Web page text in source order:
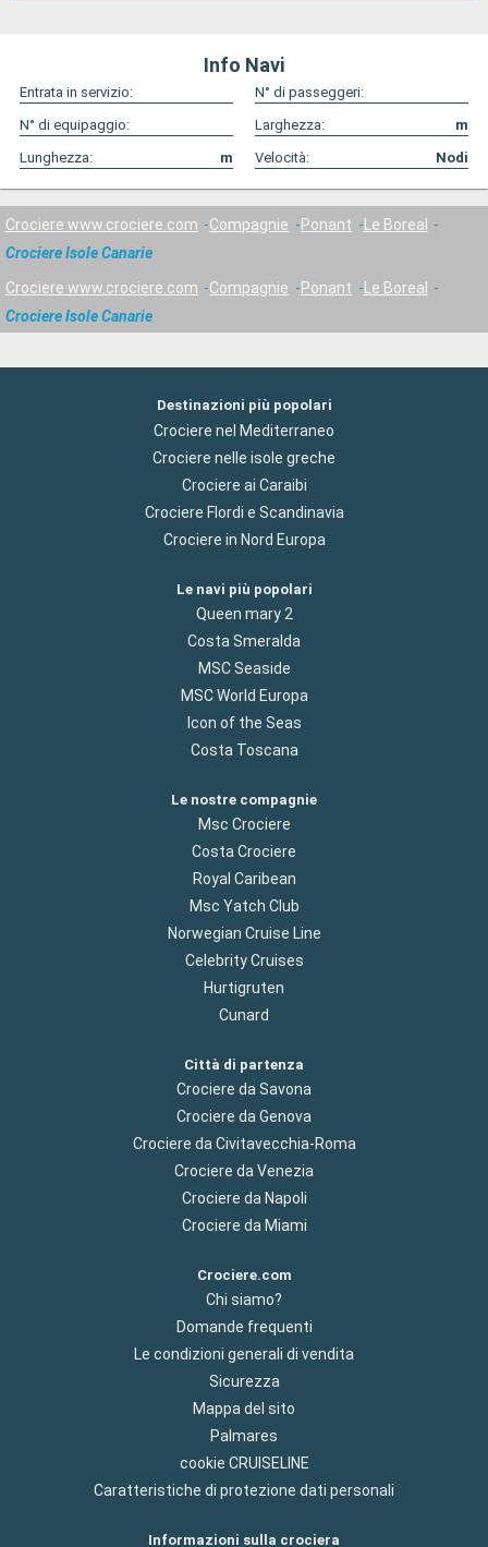
Info Navi
Entrata in servizio:
N° di passeggeri:
N° di equipaggio:
Larghezza:
m
Lunghezza:
m Velocità: Nodi
Crociere www.crociere.com Compagnie Ponant
Le Boreal
Crociere Isole Canarie
Crociere www.crociere.com Compagnie Ponant
Le Boreal
Crociere Isole Canarie
Destinazioni più popolari
Crociere nel Mediterraneo
Crociere nelle isole greche
Crociere ai Caraibi
Crociere Flordi e Scandinavia
Crociere in Nord Europa
Le navi più popolari
Queen mary 2
Costa Smeralda
MSC Seaside
MSC World Europa
Icon of the Seas
Costa Toscana
Le nostre compagnie
Msc Crociere
Costa Crociere
Royal Caribean
Msc Yatch Club
Norwegian Cruise Line
Celebrity Cruises
Hurtigruten
Cunard
Città di partenza
Crociere da Savona
Crociere da Genova
Crociere da Civitavecchia-Roma
Crociere da Venezia
Crociere da Napoli
Crociere da Miami
Crociere.com
Chi siamo?
Domande frequenti
Le condizioni generali di vendita
Sicurezza
Mappa del sito
Palmares
cookie CRUISELINE
Caratteristiche di protezione dati personali
Informazioni sulla crociera